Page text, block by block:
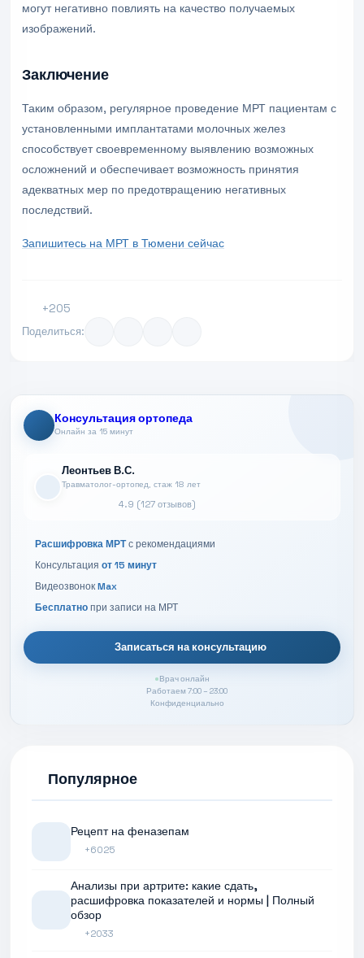
могут негативно повлиять на качество получаемых
изображений.
Заключение
Таким образом, регулярное проведение МРТ пациентам с
установленными имплантатами молочных желез
способствует своевременному выявлению возможных
осложнений и обеспечивает возможность принятия
адекватных мер по предотвращению негативных
последствий.
Запишитесь на МРТ в Тюмени сейчас
+205
Поделиться:
Консультация ортопеда
Онлайн за 15 минут
Леонтьев В.С.
Травматолог-ортопед, стаж 18 лет
4.9 (127 отзывов)
Расшифровка МРТс рекомендациями
Консультация от 15 минут
Видеозвонок Max
Бесплатно при записи на МРТ
Записаться на консультацию
Врач онлайн
Работаем 7:00 – 23:00
Конфиденциально
Популярное
Рецепт на феназепам
+6025
Анализы при артрите: какие сдать,
расшифровка показателей и нормы | Полный
обзор
+2033